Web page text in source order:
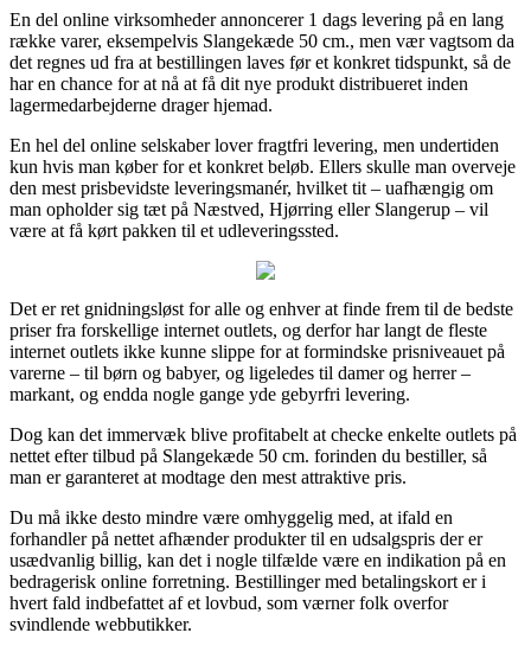
En del online virksomheder annoncerer 1 dags levering på en lang
række varer, eksempelvis Slangekæde 50 cm., men vær vagtsom da
det regnes ud fra at bestillingen laves før et konkret tidspunkt, så de
har en chance for at nå at få dit nye produkt distribueret inden
lagermedarbejderne drager hjemad.
En hel del online selskaber lover fragtfri levering, men undertiden
kun hvis man køber for et konkret beløb. Ellers skulle man overveje
den mest prisbevidste leveringsmanér, hvilket tit – uafhængig om
man opholder sig tæt på Næstved, Hjørring eller Slangerup – vil
være at få kørt pakken til et udleveringssted.
Det er ret gnidningsløst for alle og enhver at finde frem til de bedste
priser fra forskellige internet outlets, og derfor har langt de fleste
internet outlets ikke kunne slippe for at formindske prisniveauet på
varerne – til børn og babyer, og ligeledes til damer og herrer –
markant, og endda nogle gange yde gebyrfri levering.
Dog kan det immervæk blive profitabelt at checke enkelte outlets på
nettet efter tilbud på Slangekæde 50 cm. forinden du bestiller, så
man er garanteret at modtage den mest attraktive pris.
Du må ikke desto mindre være omhyggelig med, at ifald en
forhandler på nettet afhænder produkter til en udsalgspris der er
usædvanlig billig, kan det i nogle tilfælde være en indikation på en
bedragerisk online forretning. Bestillinger med betalingskort er i
hvert fald indbefattet af et lovbud, som værner folk overfor
svindlende webbutikker.